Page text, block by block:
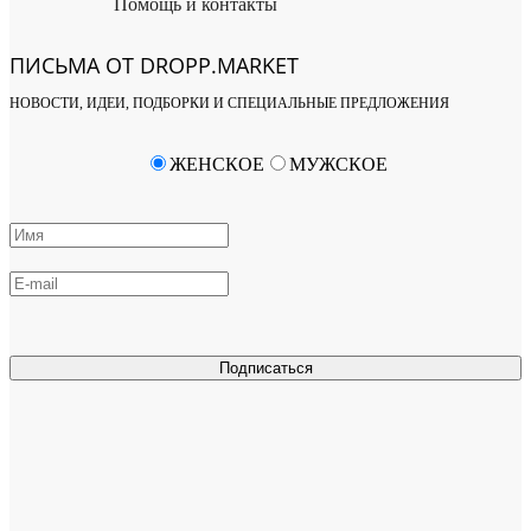
Помощь и контакты
ПИСЬМА ОТ DROPP.MARKET
НОВОСТИ, ИДЕИ, ПОДБОРКИ И СПЕЦИАЛЬНЫЕ ПРЕДЛОЖЕНИЯ
Подписаться
ЖЕНСКОЕ МУЖСКОЕ